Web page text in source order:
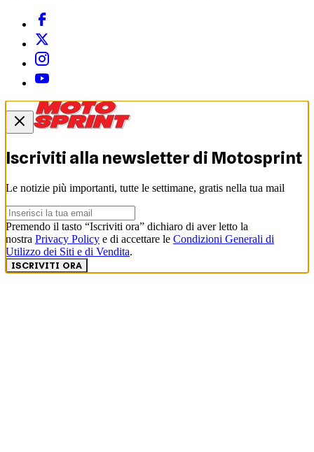
Iscriviti alla newsletter di Motosprint
Le notizie più importanti, tutte le settimane, gratis nella tua mail
Premendo il tasto “Iscriviti ora” dichiaro di aver letto la
nostra Privacy Policy e di accettare le Condizioni Generali di
Utilizzo dei Siti e di Vendita.
ISCRIVITI ORA